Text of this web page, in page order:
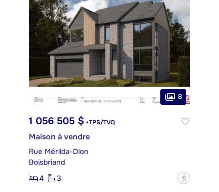
8
1 056 505 $ +TPS/TVQ
Maison à vendre
Rue Mérilda-Dion
Boisbriand
4
3 ?